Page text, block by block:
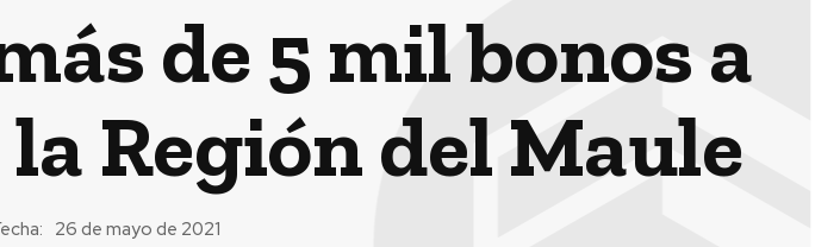
de 5 mil bonos a
Región del Maule
26 de mayo de 2021